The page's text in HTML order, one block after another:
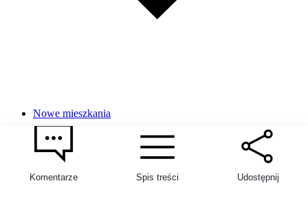
Komentarze Spis treści Udostępnij
Nowe mieszkania
Nowe domy
Nowe lokale użytkowe
Apartamenty wakacyjne